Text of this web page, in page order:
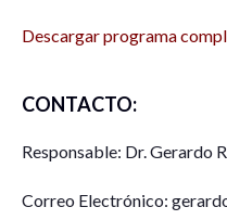
Descargar programa
CONTACTO:
Responsable: Dr. Gerardo
Correo Electrónico: